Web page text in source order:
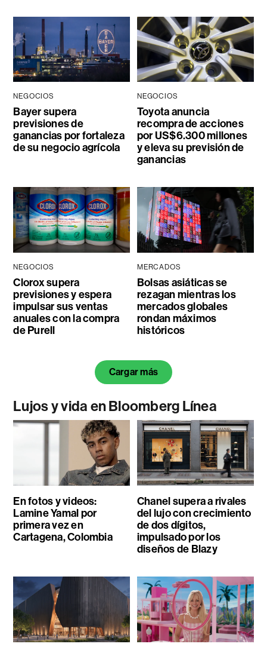
NEGOCIOS
Bayer supera
previsiones de
ganancias por fortaleza
de su negocio agrícola
NEGOCIOS
Toyota anuncia
recompra de acciones
por US$6.300 millones
y eleva su previsión de
ganancias
NEGOCIOS
Clorox supera
previsiones y espera
impulsar sus ventas
anuales con la compra
de Purell
MERCADOS
Bolsas asiáticas se
rezagan mientras los
mercados globales
rondan máximos
históricos
Cargar más
Lujos y vida en Bloomberg Línea
En fotos y videos:
Lamine Yamal por
primera vez en
Cartagena, Colombia
Chanel supera a rivales
del lujo con crecimiento
de dos dígitos,
impulsado por los
diseños de Blazy